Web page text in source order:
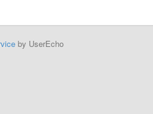
by UserEcho